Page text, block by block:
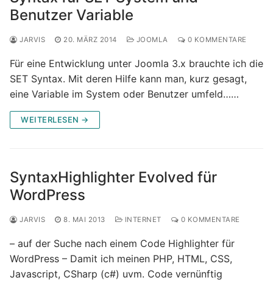
Benutzer Variable
JARVIS 20. MÄRZ 2014 JOOMLA 0 KOMMENTARE
Für eine Entwicklung unter Joomla 3.x brauchte ich die
SET Syntax. Mit deren Hilfe kann man, kurz gesagt,
eine Variable im System oder Benutzer umfeld……
WEITERLESEN →
SyntaxHighlighter Evolved für
WordPress
JARVIS 8. MAI 2013 INTERNET 0 KOMMENTARE
– auf der Suche nach einem Code Highlighter für
WordPress – Damit ich meinen PHP, HTML, CSS,
Javascript, CSharp (c#) uvm. Code vernünftig